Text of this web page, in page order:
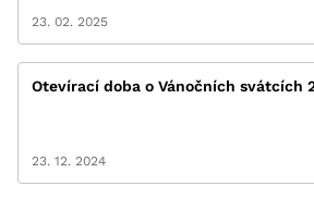
23. 02. 2025
Otevírací doba o Vánočních svátcích
23. 12. 2024